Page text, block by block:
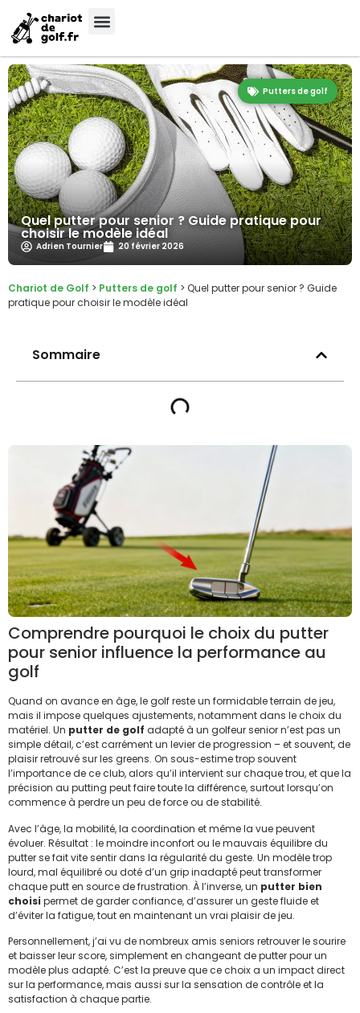
Putters de golf
Quel putter pour senior ? Guide pratique pour
choisir le modèle idéal
Adrien Tournier 20 février 2026
Chariot de Golf > Putters de golf > Quel putter pour senior ? Guide
pratique pour choisir le modèle idéal
Sommaire
Comprendre pourquoi le choix du putter
pour senior influence la performance au
golf
Quand on avance en âge, le golf reste un formidable terrain de jeu,
mais il impose quelques ajustements, notamment dans le choix du
matériel. Un putter de golf adapté à un golfeur senior n’est pas un
simple détail, c’est carrément un levier de progression – et souvent, de
plaisir retrouvé sur les greens. On sous-estime trop souvent
l’importance de ce club, alors qu’il intervient sur chaque trou, et que la
précision au putting peut faire toute la différence, surtout lorsqu’on
commence à perdre un peu de force ou de stabilité.
Avec l’âge, la mobilité, la coordination et même la vue peuvent
évoluer. Résultat : le moindre inconfort ou le mauvais équilibre du
putter se fait vite sentir dans la régularité du geste. Un modèle trop
lourd, mal équilibré ou doté d’un grip inadapté peut transformer
chaque putt en source de frustration. À l’inverse, un putter bien
choisi permet de garder confiance, d’assurer un geste fluide et
d’éviter la fatigue, tout en maintenant un vrai plaisir de jeu.
Personnellement, j’ai vu de nombreux amis seniors retrouver le sourire
et baisser leur score, simplement en changeant de putter pour un
modèle plus adapté. C’est la preuve que ce choix a un impact direct
sur la performance, mais aussi sur la sensation de contrôle et la
satisfaction à chaque partie.